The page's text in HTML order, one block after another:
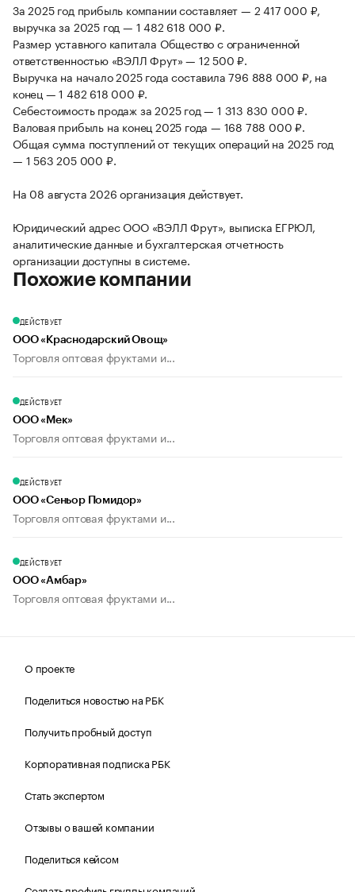
За 2025 год прибыль компании составляет — 2 417 000 ₽,
выручка за 2025 год — 1 482 618 000 ₽.
Размер уставного капитала Общество с ограниченной
ответственностью «ВЭЛЛ Фрут» — 12 500 ₽.
Выручка на начало 2025 года составила 796 888 000 ₽, на
конец — 1 482 618 000 ₽.
Себестоимость продаж за 2025 год — 1 313 830 000 ₽.
Валовая прибыль на конец 2025 года — 168 788 000 ₽.
Общая сумма поступлений от текущих операций на 2025 год
— 1 563 205 000 ₽.
На 08 августа 2026 организация действует.
Юридический адрес ООО «ВЭЛЛ Фрут», выписка ЕГРЮЛ,
аналитические данные и бухгалтерская отчетность
организации доступны в системе.
Похожие компании
ДЕЙСТВУЕТ
ООО «Краснодарский Овощ»
Торговля оптовая фруктами и...
ДЕЙСТВУЕТ
ООО «Мек»
Торговля оптовая фруктами и...
ДЕЙСТВУЕТ
ООО «Сеньор Помидор»
Торговля оптовая фруктами и...
ДЕЙСТВУЕТ
ООО «Амбар»
Торговля оптовая фруктами и...
О проекте
Поделиться новостью на РБК
Получить пробный доступ
Корпоративная подписка РБК
Стать экспертом
Отзывы о вашей компании
Поделиться кейсом